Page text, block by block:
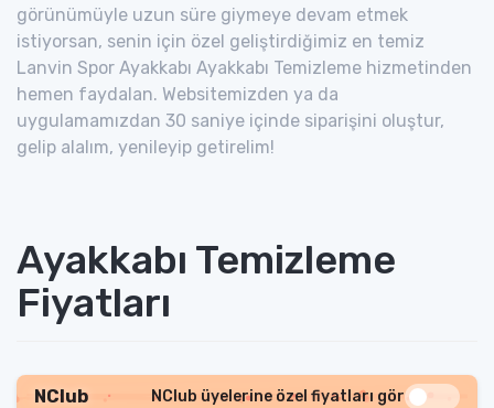
görünümüyle uzun süre giymeye devam etmek
istiyorsan, senin için özel geliştirdiğimiz en temiz
Lanvin Spor Ayakkabı Ayakkabı Temizleme hizmetinden
hemen faydalan. Websitemizden ya da
uygulamamızdan 30 saniye içinde siparişini oluştur,
gelip alalım, yenileyip getirelim!
Ayakkabı Temizleme
Fiyatları
NClub NClub üyelerine özel fiyatları gör